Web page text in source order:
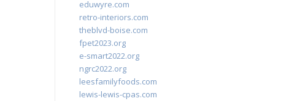
eduwyre.com
retro-interiors.com
theblvd-boise.com
fpet2023.org
e-smart2022.org
ngrc2022.org
leesfamilyfoods.com
lewis-lewis-cpas.com